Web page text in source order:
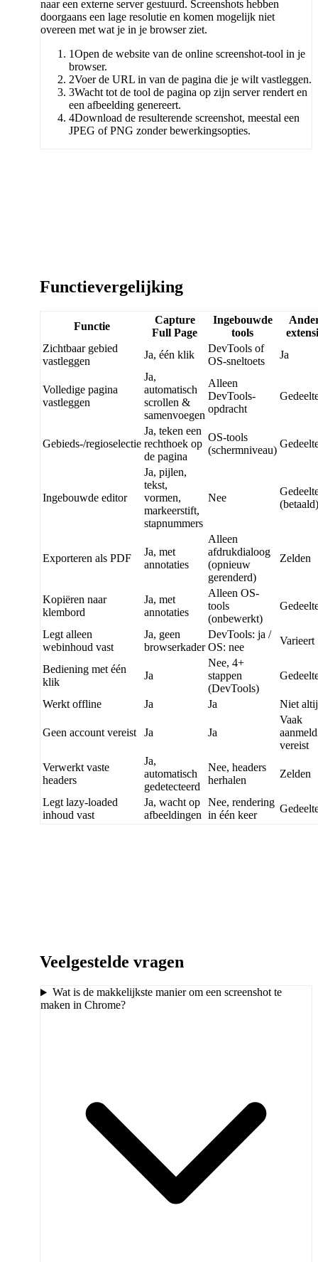
naar een externe server gestuurd. Screenshots hebben
doorgaans een lage resolutie en komen mogelijk niet
overeen met wat je in je browser ziet.
1Open de website van de online screenshot-tool in je
browser.
2Voer de URL in van de pagina die je wilt vastleggen.
3Wacht tot de tool de pagina op zijn server rendert en
een afbeelding genereert.
4Download de resulterende screenshot, meestal een
JPEG of PNG zonder bewerkingsopties.
Functievergelijking
Functie
Capture
Full Page
Ingebouwde
tools
Zichtbaar gebied
vastleggen
Ja, één klik
DevTools of
OS-sneltoets
Ja
Volledige pagina
vastleggen
Ja,
automatisch
scrollen &
samenvoegen
Alleen
DevTools-
opdracht
Gebieds-/regioselectie
Ja, teken een
rechthoek op
de pagina
OS-tools
(schermniveau)
Ingebouwde editor
Ja, pijlen,
tekst,
vormen,
markeerstift,
stapnummers
Nee
(betaald)
Exporteren als PDF
Ja, met
annotaties
Alleen
afdrukdialoog
(opnieuw
gerenderd)
Zelden
Kopiëren naar
klembord
Ja, met
annotaties
Alleen OS-
tools
(onbewerkt)
Legt alleen
webinhoud vast
Ja, geen
browserkader
DevTools: ja /
OS: nee
Varieert
Bediening met één
klik
Ja
Nee, 4+
stappen
(DevTools)
Werkt offline Ja Ja Niet
Geen account vereist Ja Ja
Vaak
vereist
Verwerkt vaste
headers
Ja,
automatisch
gedetecteerd
Nee, headers
herhalen
Zelden
Legt lazy-loaded
inhoud vast
Ja, wacht op
afbeeldingen
Nee, rendering
in één keer
Veelgestelde vragen
Wat is de makkelijkste manier om een screenshot te
maken in Chrome?